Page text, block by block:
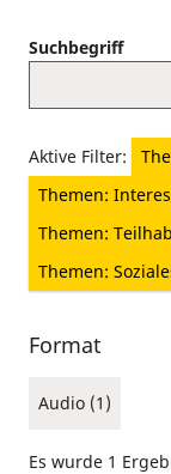
Suchbegriff
Aktive Filter:
Themen:
Themen:
Themen:
Format
Audio (1)
Es wurde 1